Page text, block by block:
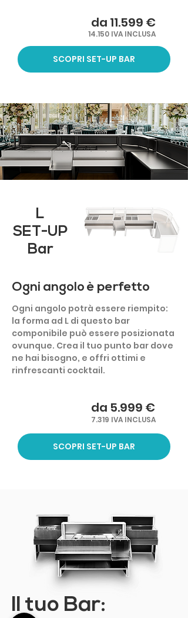
da 11.599 €
14.150 IVA INCLUSA
SCOPRI SET-UP BAR
L
SET-UP
Bar
Ogni angolo è perfetto
Ogni angolo potrà essere riempito:
la forma ad L di questo bar
componibile può essere posizionata
ovunque. Crea il tuo punto bar dove
ne hai bisogno, e offri ottimi e
rinfrescanti cocktail.
da 5.999 €
7.319 IVA INCLUSA
SCOPRI SET-UP BAR
Il tuo Bar: